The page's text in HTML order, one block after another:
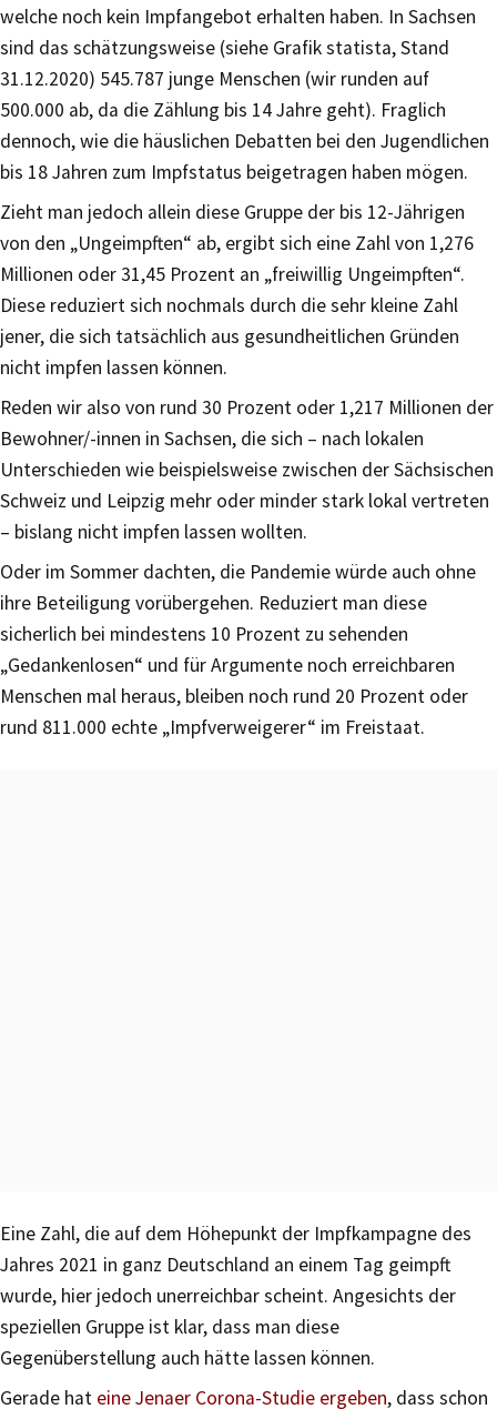
welche noch kein Impfangebot erhalten haben. In Sachsen
sind das schätzungsweise (siehe Grafik statista, Stand
31.12.2020) 545.787 junge Menschen (wir runden auf
500.000 ab, da die Zählung bis 14 Jahre geht). Fraglich
dennoch, wie die häuslichen Debatten bei den Jugendlichen
bis 18 Jahren zum Impfstatus beigetragen haben mögen.
Zieht man jedoch allein diese Gruppe der bis 12-Jährigen
von den „Ungeimpften“ ab, ergibt sich eine Zahl von 1,276
Millionen oder 31,45 Prozent an „freiwillig Ungeimpften“.
Diese reduziert sich nochmals durch die sehr kleine Zahl
jener, die sich tatsächlich aus gesundheitlichen Gründen
nicht impfen lassen können.
Reden wir also von rund 30 Prozent oder 1,217 Millionen der
Bewohner/-innen in Sachsen, die sich – nach lokalen
Unterschieden wie beispielsweise zwischen der Sächsischen
Schweiz und Leipzig mehr oder minder stark lokal vertreten
– bislang nicht impfen lassen wollten.
Oder im Sommer dachten, die Pandemie würde auch ohne
ihre Beteiligung vorübergehen. Reduziert man diese
sicherlich bei mindestens 10 Prozent zu sehenden
„Gedankenlosen“ und für Argumente noch erreichbaren
Menschen mal heraus, bleiben noch rund 20 Prozent oder
rund 811.000 echte „Impfverweigerer“ im Freistaat.
Eine Zahl, die auf dem Höhepunkt der Impfkampagne des
Jahres 2021 in ganz Deutschland an einem Tag geimpft
wurde, hier jedoch unerreichbar scheint. Angesichts der
speziellen Gruppe ist klar, dass man diese
Gegenüberstellung auch hätte lassen können.
Gerade hat eine Jenaer Corona-Studie ergeben, dass schon